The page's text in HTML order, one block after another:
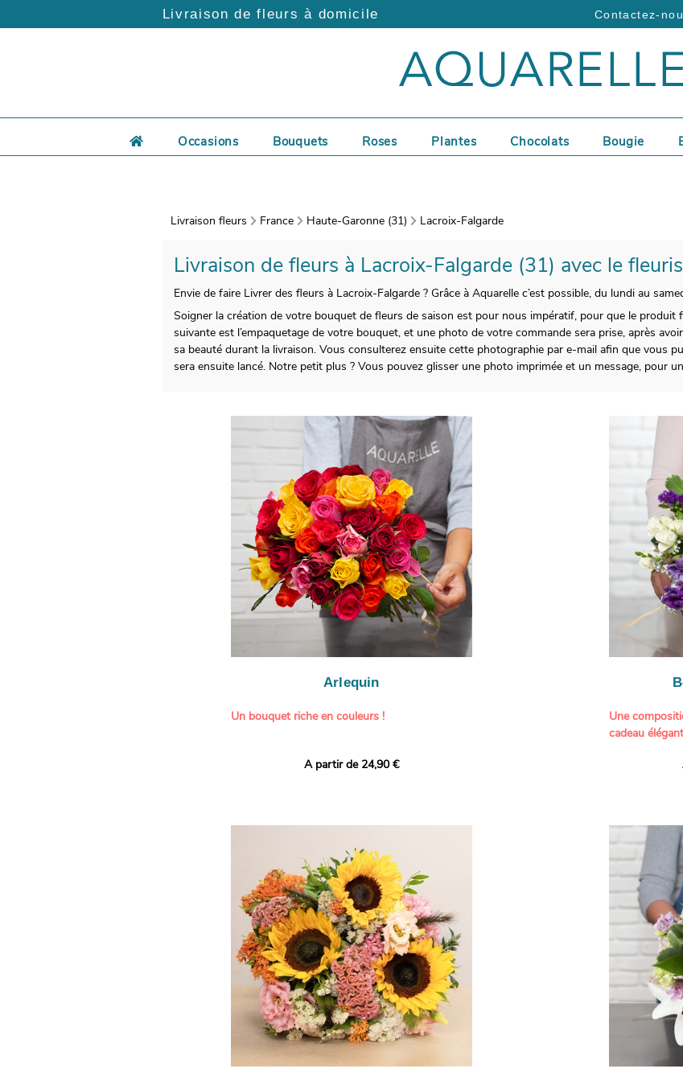
Livraison de fleurs à domicile Contactez-
Occasions Bouquets Roses Plantes Chocolats Bougie
Livraison fleurs France Haute-Garonne (31) Lacroix-Falgarde
Livraison de fleurs à Lacroix-Falgarde (31) avec le
Envie de faire Livrer des fleurs à Lacroix-Falgarde ? Grâce à Aquarelle c’est possible, du lundi au
Soigner la création de votre bouquet de fleurs de saison est pour nous impératif, pour que le produit
suivante est l’empaquetage de votre bouquet, et une photo de votre commande sera prise, après
sa beauté durant la livraison. Vous consulterez ensuite cette photographie par e-mail afin que vous
sera ensuite lancé. Notre petit plus ? Vous pouvez glisser une photo imprimée et un message, pour
Arlequin
Un bouquet riche en couleurs !
vives pour un effet vitaminé garanti. Un
'Tropical Amazone' et 'Wild Calypso', connues
pour leur tenue en vase, leurs teintes
incroyables et le parfait épanouissement de
leurs boutons.
Une explosion de couleurs dans un bouquet de
roses fraîches !
Il contient :
- Un mélange harmonieux de roses roses,
rouges, jaunes et orange
- Quelques feuillages pour structurer
À offrir pour :
- Souhaiter un anniversaire joyeux et coloré
A partir de 24,90 €
Une
cadeau
Offrez un
création une
romantisme,
un parfum
poétique. Le
envelopper
les lisianthus
raffinement à
Chaque tige a
composer un
charme et de
entre
florale est
moments de